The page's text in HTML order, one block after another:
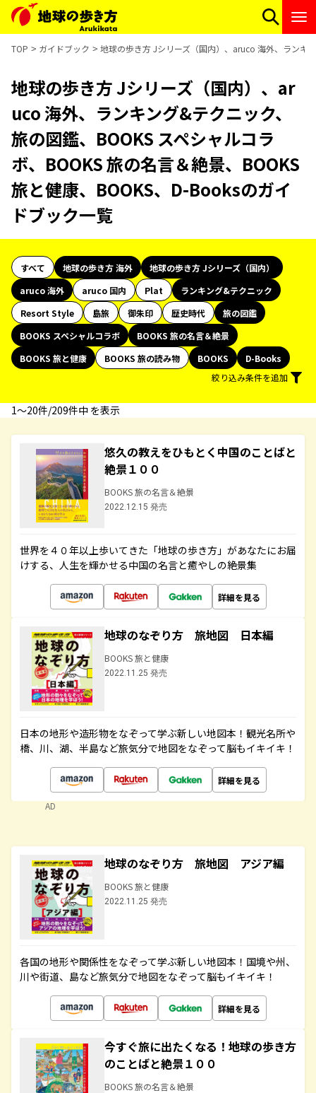
TOP ガイドブック 地球の歩き方 Jシリーズ（国内）、aruco 海外、ランキ
地球の歩き方 Jシリーズ（国内）、ar
uco 海外、ランキング&テクニック、
旅の図鑑、BOOKS スペシャルコラ
ボ、BOOKS 旅の名言＆絶景、BOOKS
旅と健康、BOOKS、D-Booksのガイ
ドブック一覧
すべて 地球の歩き方 海外
地球の歩き方 Jシリーズ（国内）
aruco 海外
aruco 国内 Plat
ランキング&テクニック
Resort Style
島旅 御朱印 歴史時代
旅の図鑑
BOOKS スペシャルコラボ
BOOKS 旅の名言＆絶景
BOOKS 旅と健康
BOOKS 旅の読み物 BOOKS
D-Books
絞り込み条件を追加
1〜20件/209件中 を表示
悠久の教えをひもとく中国のことばと
絶景１００
BOOKS 旅の名言＆絶景
2022.12.15 発売
世界を４０年以上歩いてきた「地球の歩き方」があなたにお届
けする、人生を輝かせる中国の名言と癒やしの絶景集
詳細を見る
地球のなぞり方 旅地図 日本編
BOOKS 旅と健康
2022.11.25 発売
日本の地形や造形物をなぞって学ぶ新しい地図本！観光名所や
橋、川、湖、半島など旅気分で地図をなぞって脳もイキイキ！
詳細を見る
AD
地球のなぞり方 旅地図 アジア編
BOOKS 旅と健康
2022.11.25 発売
各国の地形や関係性をなぞって学ぶ新しい地図本！国境や州、
川や街道、島など旅気分で地図をなぞって脳もイキイキ！
詳細を見る
今すぐ旅に出たくなる！地球の歩き方
のことばと絶景１００
BOOKS 旅の名言＆絶景